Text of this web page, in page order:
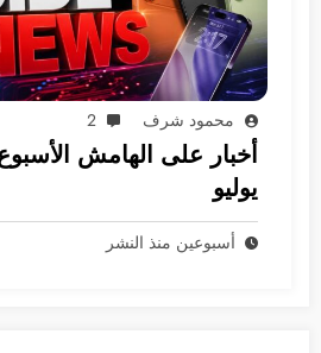
محمود شرف 2
يوليو
أسبوعين منذ النشر